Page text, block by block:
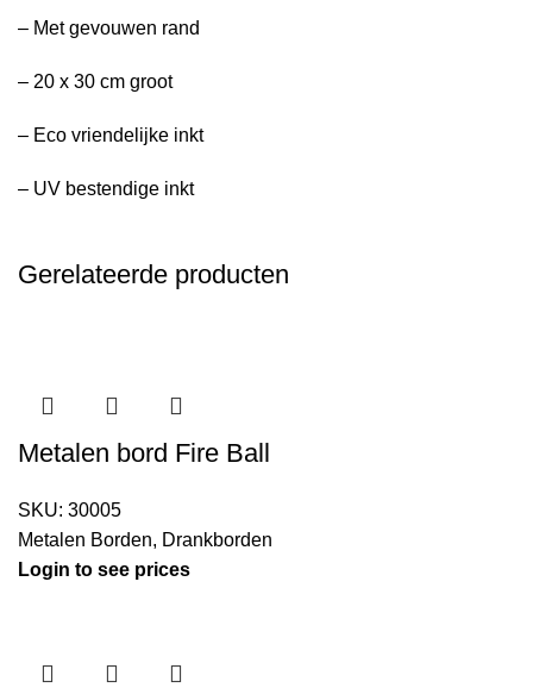
– Met gevouwen rand
– 20 x 30 cm groot
– Eco vriendelijke inkt
– UV bestendige inkt
Gerelateerde producten
Metalen bord Fire Ball
SKU: 30005
Metalen Borden, Drankborden
Login to see prices